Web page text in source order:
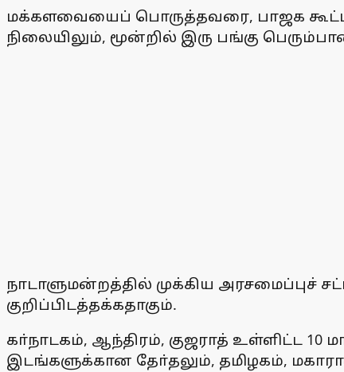
மக்களவையைப் பொருத்தவரை, பாஜக
நிலையிலும், மூன்றில் இரு பங்கு
நாடாளுமன்றத்தில் முக்கிய அரசமைப்புச்
குறிப்பிடத்தக்கதாகும்.
கா்நாடகம், ஆந்திரம், குஜராத் உள்ளிட்ட 10
இடங்களுக்கான தோ்தலும், தமிழகம்,